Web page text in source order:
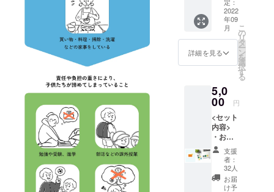
様へお
礼の
メール
と活動
報告を
送付さ
す。
（リ
ターン
品の郵
送はご
ざいま
せん）
定：
2022
年09
月
詳細を見る
こ
の
リ
タ
ー
ン
を
選
択
す
る
5,0
00 円
<セット
内容>
・お礼
のメー
ル ・活
動報告
・ヤン
グケア
支援
者：
32人
お届
け予